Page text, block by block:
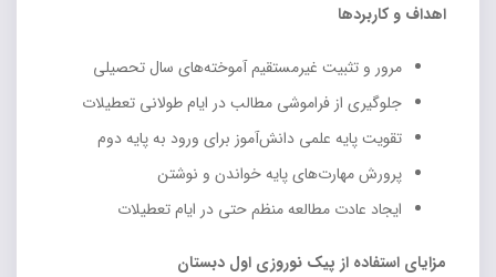
اهداف و کاربردها
مرور و تثبیت غیرمستقیم آموخته‌های سال تحصیلی
جلوگیری از فراموشی مطالب در ایام طولانی تعطیلات
تقویت پایه علمی دانش‌آموز برای ورود به پایه دوم
پرورش مهارت‌های پایه خواندن و نوشتن
ایجاد عادت مطالعه منظم حتی در ایام تعطیلات
مزایای استفاده از پیک نوروزی اول دبستان